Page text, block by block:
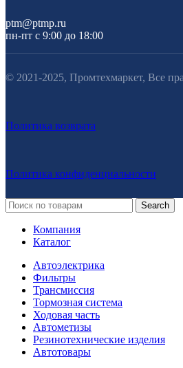
ptm@ptmp.ru
пн-пт с 9:00 до 18:00
© 2021-2025, Промтехмаркет, Все
Политика возврата
Политика конфиденциальности
Search
Компания
Каталог
Автоэлектрика
Фильтры
Трансмиссия
Тормозная система
Ходовая часть
Автометизы
Резинотехнические изделия
Автотовары